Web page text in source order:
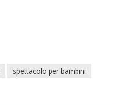
spettacolo per bambini